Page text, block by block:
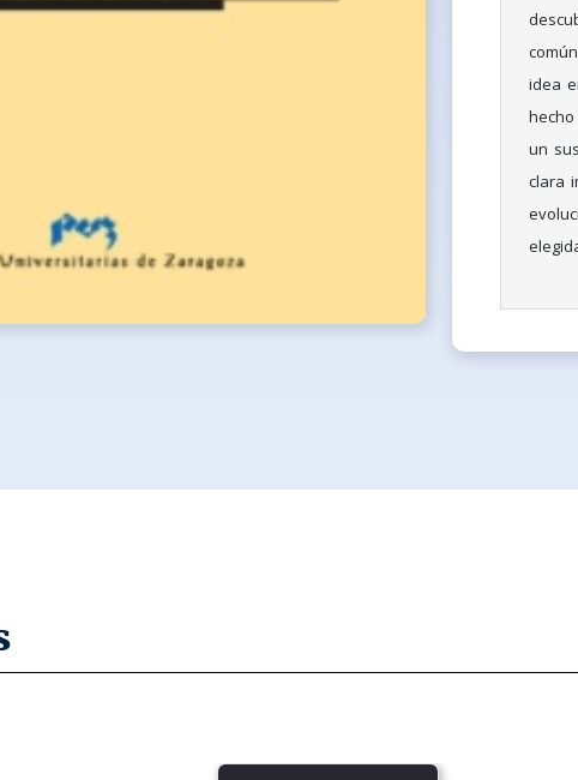
idea
un
clara